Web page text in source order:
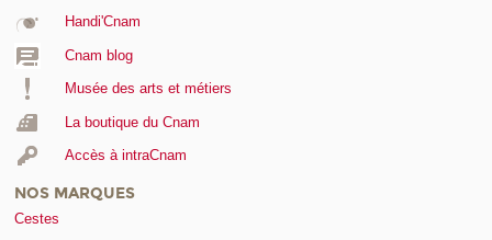
Handi'Cnam
Cnam blog
Musée des arts et métiers
La boutique du Cnam
Accès à intraCnam
NOS MARQUES
Cestes